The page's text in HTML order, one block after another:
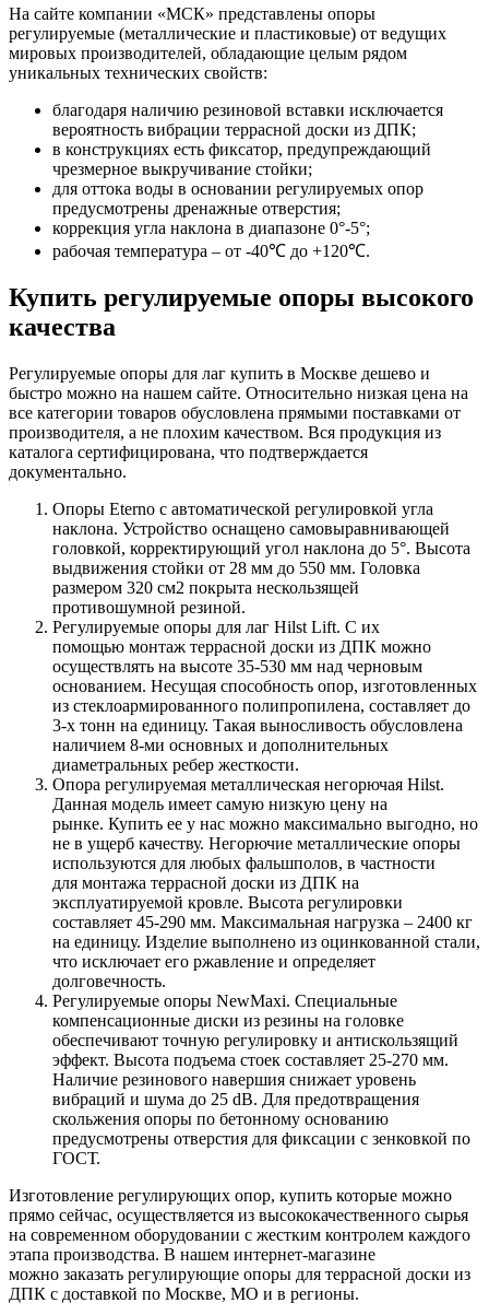
На сайте компании «МСК» представлены опоры
регулируемые (металлические и пластиковые) от ведущих
мировых производителей, обладающие целым рядом
уникальных технических свойств:
благодаря наличию резиновой вставки исключается
вероятность вибрации террасной доски из ДПК;
в конструкциях есть фиксатор, предупреждающий
чрезмерное выкручивание стойки;
для оттока воды в основании регулируемых опор
предусмотрены дренажные отверстия;
коррекция угла наклона в диапазоне 0°-5°;
рабочая температура – от -40℃ до +120℃.
Купить регулируемые опоры высокого
качества
Регулируемые опоры для лаг купить в Москве дешево и
быстро можно на нашем сайте. Относительно низкая цена на
все категории товаров обусловлена прямыми поставками от
производителя, а не плохим качеством. Вся продукция из
каталога сертифицирована, что подтверждается
документально.
Опоры Eterno с автоматической регулировкой угла
наклона. Устройство оснащено самовыравнивающей
головкой, корректирующий угол наклона до 5°. Высота
выдвижения стойки от 28 мм до 550 мм. Головка
размером 320 см2 покрыта нескользящей
противошумной резиной.
Регулируемые опоры для лаг Hilst Lift. С их
помощью монтаж террасной доски из ДПК можно
осуществлять на высоте 35-530 мм над черновым
основанием. Несущая способность опор, изготовленных
из стеклоармированного полипропилена, составляет до
3-х тонн на единицу. Такая выносливость обусловлена
наличием 8-ми основных и дополнительных
диаметральных ребер жесткости.
Опора регулируемая металлическая негорючая Hilst.
Данная модель имеет самую низкую цену на
рынке. Купить ее у нас можно максимально выгодно, но
не в ущерб качеству. Негорючие металлические опоры
используются для любых фальшполов, в частности
для монтажа террасной доски из ДПК на
эксплуатируемой кровле. Высота регулировки
составляет 45-290 мм. Максимальная нагрузка – 2400 кг
на единицу. Изделие выполнено из оцинкованной стали,
что исключает его ржавление и определяет
долговечность.
Регулируемые опоры NewMaxi. Специальные
компенсационные диски из резины на головке
обеспечивают точную регулировку и антискользящий
эффект. Высота подъема стоек составляет 25-270 мм.
Наличие резинового навершия снижает уровень
вибраций и шума до 25 dB. Для предотвращения
скольжения опоры по бетонному основанию
предусмотрены отверстия для фиксации с зенковкой по
ГОСТ.
Изготовление регулирующих опор, купить которые можно
прямо сейчас, осуществляется из высококачественного сырья
на современном оборудовании с жестким контролем каждого
этапа производства. В нашем интернет-магазине
можно заказать регулирующие опоры для террасной доски из
ДПК с доставкой по Москве, МО и в регионы.